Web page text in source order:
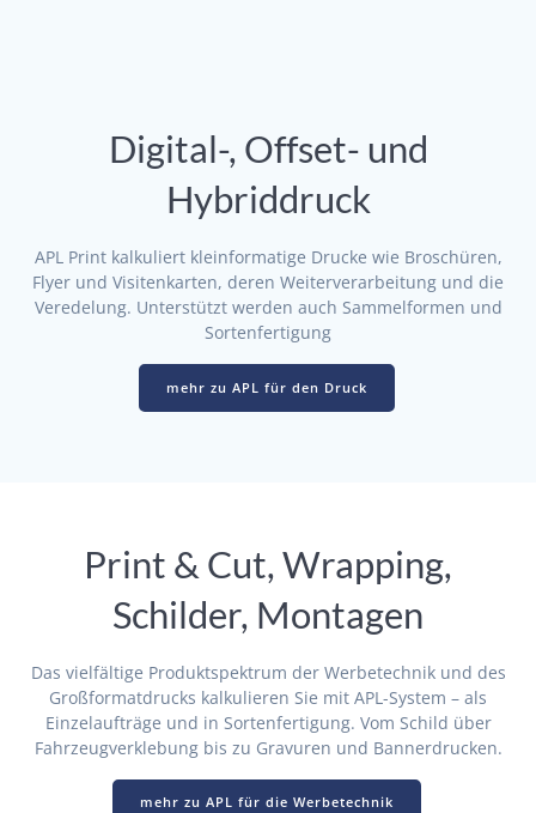
Digital-, Offset- und
Hybriddruck
APL Print kalkuliert kleinformatige Drucke wie Broschüren,
Flyer und Visitenkarten, deren Weiterverarbeitung und die
Veredelung. Unterstützt werden auch Sammelformen und
Sortenfertigung
mehr zu APL für den Druck
Print & Cut, Wrapping,
Schilder, Montagen
Das vielfältige Produktspektrum der Werbetechnik und des
Großformatdrucks kalkulieren Sie mit APL-System – als
Einzelaufträge und in Sortenfertigung. Vom Schild über
Fahrzeugverklebung bis zu Gravuren und Bannerdrucken.
mehr zu APL für die Werbetechnik